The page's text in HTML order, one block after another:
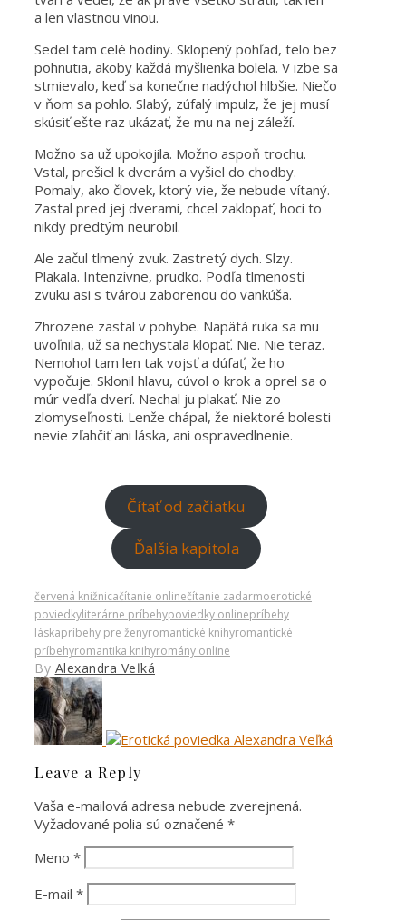
a len vlastnou vinou.
Sedel tam celé hodiny. Sklopený pohľad, telo bez
pohnutia, akoby každá myšlienka bolela. V izbe sa
stmievalo, keď sa konečne nadýchol hlbšie. Niečo
v ňom sa pohlo. Slabý, zúfalý impulz, že jej musí
skúsiť ešte raz ukázať, že mu na nej záleží.
Možno sa už upokojila. Možno aspoň trochu.
Vstal, prešiel k dverám a vyšiel do chodby.
Pomaly, ako človek, ktorý vie, že nebude vítaný.
Zastal pred jej dverami, chcel zaklopať, hoci to
nikdy predtým neurobil.
Ale začul tlmený zvuk. Zastretý dych. Slzy.
Plakala. Intenzívne, prudko. Podľa tlmenosti
zvuku asi s tvárou zaborenou do vankúša.
Zhrozene zastal v pohybe. Napätá ruka sa mu
uvoľnila, už sa nechystala klopať. Nie. Nie teraz.
Nemohol tam len tak vojsť a dúfať, že ho
vypočuje. Sklonil hlavu, cúvol o krok a oprel sa o
múr vedľa dverí. Nechal ju plakať. Nie zo
zlomyseľnosti. Lenže chápal, že niektoré bolesti
nevie zľahčiť ani láska, ani ospravedlnenie.
Čítať od začiatku
Ďalšia kapitola
červená knižnicačítanie onlinečítanie zadarmoerotické
poviedkyliterárne príbehypoviedky onlinepríbehy
láskapríbehy pre ženyromantické knihyromantické
príbehyromantika knihyromány online
By Alexandra Veľká
Leave a Reply
Vaša e-mailová adresa nebude zverejnená.
Vyžadované polia sú označené *
Meno *
E-mail *